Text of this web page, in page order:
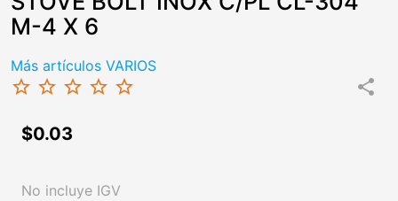
M-4 X 6
Más artículos VARIOS
star_border star_border star_border star_border star_border share
$0.03
No incluye IGV